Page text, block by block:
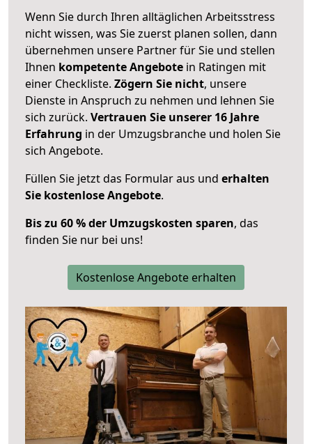
Wenn Sie durch Ihren alltäglichen Arbeitsstress
nicht wissen, was Sie zuerst planen sollen, dann
übernehmen unsere Partner für Sie und stellen
Ihnen kompetente Angebote in Ratingen mit
einer Checkliste. Zögern Sie nicht, unsere
Dienste in Anspruch zu nehmen und lehnen Sie
sich zurück. Vertrauen Sie unserer 16 Jahre
Erfahrung in der Umzugsbranche und holen Sie
sich Angebote.
Füllen Sie jetzt das Formular aus und erhalten
Sie kostenlose Angebote.
Bis zu 60 % der Umzugskosten sparen, das
finden Sie nur bei uns!
Kostenlose Angebote erhalten